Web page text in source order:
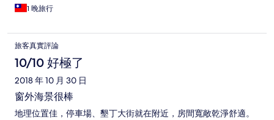
1 晚旅行
旅客真實評論
10/10 好極了
2018 年 10 月 30 日
窗外海景很棒
地理位置佳，停車場、墾丁大街就在附近，房間寬敞乾淨舒適。